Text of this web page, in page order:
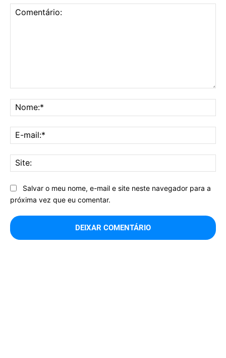
Salvar o meu nome, e-mail e site neste navegador para a
próxima vez que eu comentar.